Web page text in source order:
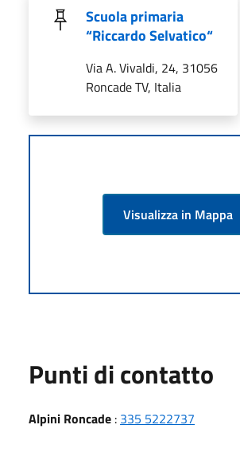
Scuola primaria
“Riccardo Selvatico“
Via A. Vivaldi, 24, 31056
Roncade TV, Italia
Visualizza in Mappa
Punti di contatto
Alpini Roncade : 335 5222737